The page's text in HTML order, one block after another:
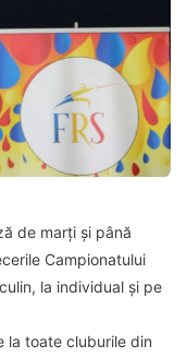
de marți și până
Campionatului
la individual și pe
la toate cluburile din